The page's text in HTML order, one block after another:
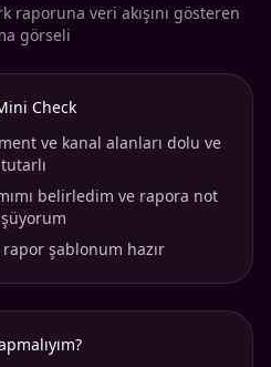
raporuna veri akışını gösteren
görseli
Check
ve kanal alanları dolu ve
tutarlı
belirledim ve rapora not
rapor şablonum hazır